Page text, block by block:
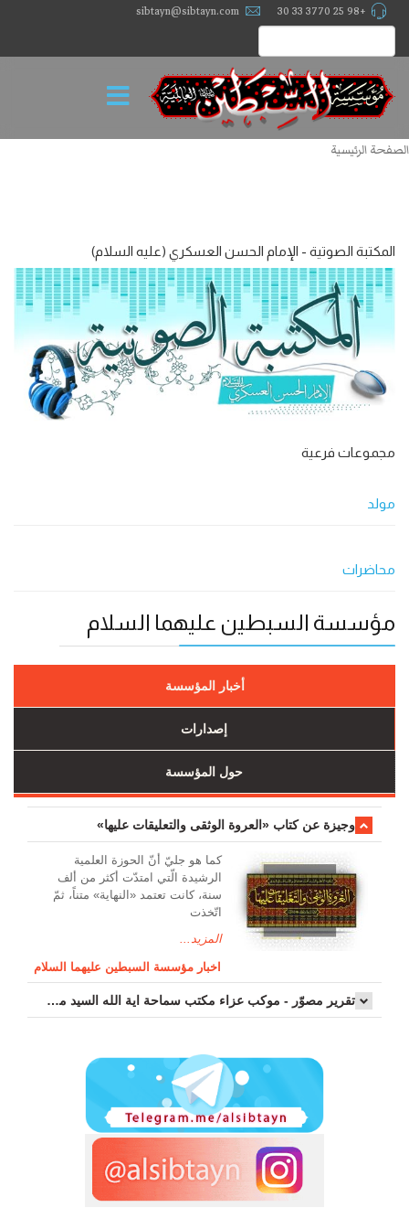
+98 25 3770 33 30
sibtayn@sibtayn.com
الصفحة الرئيسية
المكتبة الصوتية - الإمام الحسن العسكري (عليه السلام)
مجموعات فرعية
مولد
محاضرات
مؤسسة السبطين عليهما السلام
أخبار المؤسسة
إصدارات
حول المؤسسة
وجیزة عن کتاب «العروة الوثقی والتعلیقات علیها»
کما هو جليّ أنّ الحوزة العلمیة
الرشیدة الّتي امتدّت أكثر من ألف
سنة، كانت تعتمد «النهاية» متناً، ثمّ
اتّخذت
المزيد...
اخبار مؤسسة السبطين عليهما السلام
تقرير مصوّر - موكب عزاء مکتب سماحة اية الله السيد مرتضى الموسوي الاصفهاني في يوم إستشهاد السيدة فاطم...